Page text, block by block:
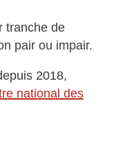
tranche de
pair ou impair.
2018,
national des